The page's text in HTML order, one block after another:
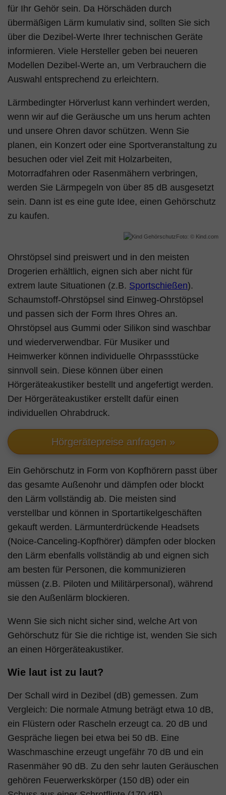
für Ihr Gehör sein. Da Hörschäden durch
übermäßigen Lärm kumulativ sind, sollten Sie sich
über die Dezibel-Werte Ihrer technischen Geräte
informieren. Viele Hersteller geben bei neueren
Modellen Dezibel-Werte an, um Verbrauchern die
Auswahl entsprechend zu erleichtern.
Lärmbedingter Hörverlust kann verhindert werden,
wenn wir auf die Geräusche um uns herum achten
und unsere Ohren davor schützen. Wenn Sie
planen, ein Konzert oder eine Sportveranstaltung zu
besuchen oder viel Zeit mit Holzarbeiten,
Motorradfahren oder Rasenmähern verbringen,
werden Sie Lärmpegeln von über 85 dB ausgesetzt
sein. Dann ist es eine gute Idee, einen Gehörschutz
zu kaufen.
Foto: © Kind.com
Ohrstöpsel sind preiswert und in den meisten
Drogerien erhältlich, eignen sich aber nicht für
extrem laute Situationen (z.B. Sportschießen).
Schaumstoff-Ohrstöpsel sind Einweg-Ohrstöpsel
und passen sich der Form Ihres Ohres an.
Ohrstöpsel aus Gummi oder Silikon sind waschbar
und wiederverwendbar. Für Musiker und
Heimwerker können individuelle Ohrpassstücke
sinnvoll sein. Diese können über einen
Hörgeräteakustiker bestellt und angefertigt werden.
Der Hörgeräteakustiker erstellt dafür einen
individuellen Ohrabdruck.
Hörgerätepreise anfragen »
Ein Gehörschutz in Form von Kopfhörern passt über
das gesamte Außenohr und dämpfen oder blockt
den Lärm vollständig ab. Die meisten sind
verstellbar und können in Sportartikelgeschäften
gekauft werden. Lärmunterdrückende Headsets
(Noice-Canceling-Kopfhörer) dämpfen oder blocken
den Lärm ebenfalls vollständig ab und eignen sich
am besten für Personen, die kommunizieren
müssen (z.B. Piloten und Militärpersonal), während
sie den Außenlärm blockieren.
Wenn Sie sich nicht sicher sind, welche Art von
Gehörschutz für Sie die richtige ist, wenden Sie sich
an einen Hörgeräteakustiker.
Wie laut ist zu laut?
Der Schall wird in Dezibel (dB) gemessen. Zum
Vergleich: Die normale Atmung beträgt etwa 10 dB,
ein Flüstern oder Rascheln erzeugt ca. 20 dB und
Gespräche liegen bei etwa bei 50 dB. Eine
Waschmaschine erzeugt ungefähr 70 dB und ein
Rasenmäher 90 dB. Zu den sehr lauten Geräuschen
gehören Feuerwerkskörper (150 dB) oder ein